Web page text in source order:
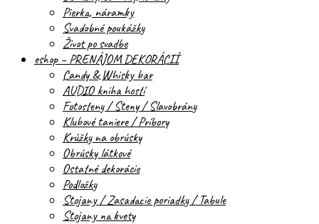
Pierka, náramky
Svadobné poukážky
Život po svadbe
eshop – PRENÁJOM DEKORÁCIÍ
Candy & Whisky bar
AUDIO kniha hostí
Fotosteny / Steny / Slavobrány
Klubové taniere / Príbory
Krúžky na obrúsky
Obrúsky látkové
Ostatné dekorácie
Podložky
Stojany / Zasadacie poriadky / Tabule
Stojany na kvety